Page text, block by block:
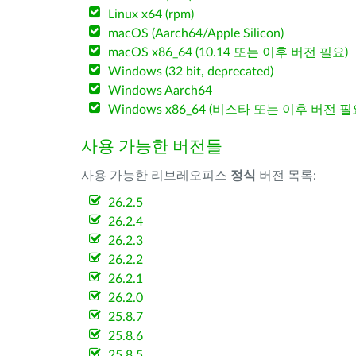
Linux x64 (rpm)
macOS (Aarch64/Apple Silicon)
macOS x86_64 (10.14 또는 이후 버전 필요)
Windows (32 bit, deprecated)
Windows Aarch64
Windows x86_64 (비스타 또는 이후 버전 필
사용 가능한 버전들
사용 가능한 리브레오피스 정식 버전 목록:
26.2.5
26.2.4
26.2.3
26.2.2
26.2.1
26.2.0
25.8.7
25.8.6